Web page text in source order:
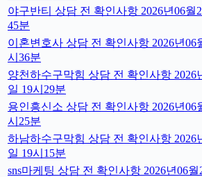
야구반티 상담 전 확인사항 2026년06월
45분
이혼변호사 상담 전 확인사항 2026년06
시36분
양천하수구막힘 상담 전 확인사항 2026
일 19시29분
용인흥신소 상담 전 확인사항 2026년06
시25분
하남하수구막힘 상담 전 확인사항 2026
일 19시15분
sns마케팅 상담 전 확인사항 2026년06월